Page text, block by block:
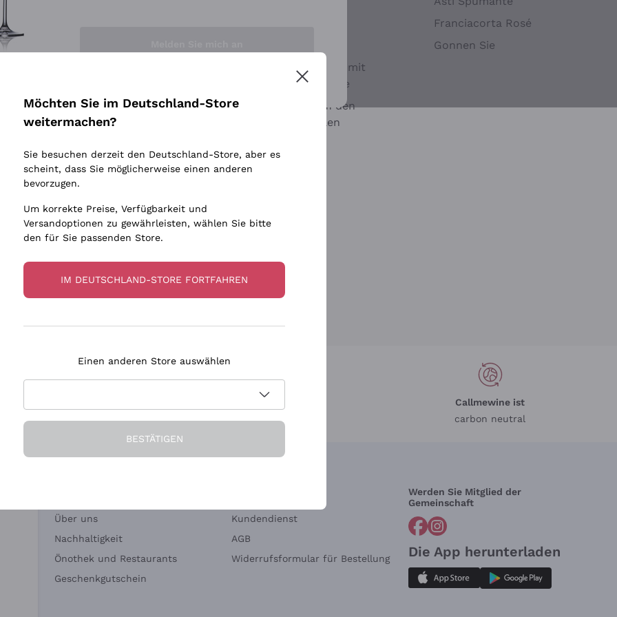
Ca' dei Frati
Biondi Santi
Quintarelli Giuseppe
Rinaldi Giuseppe
Egly Ouriet
Jacquesson
Agrapart
Ohne Sulfit oder mit
minimalen Sulfite
Maischung auf den
Traubenschalen
Franciacorta Rosé
Gonnen Sie
in Deutschland
in 3 Raten
Callmewine ist
carbon neutral
Über uns
Nachhaltigkeit
Önothek und Restaurants
Geschenkgutschein
Kundendienst
AGB
Widerrufsformular für Bestellung
Werden Sie Mitglied der
Gemeinschaft
Die App herunterladen
Möchten Sie im Deutschland-Store
weitermachen?
Sie besuchen derzeit den Deutschland-Store, aber es
scheint, dass Sie möglicherweise einen anderen
bevorzugen.
Um korrekte Preise, Verfügbarkeit und
Versandoptionen zu gewährleisten, wählen Sie bitte
den für Sie passenden Store.
IM DEUTSCHLAND-STORE FORTFAHREN
Einen anderen Store auswählen
BESTÄTIGEN